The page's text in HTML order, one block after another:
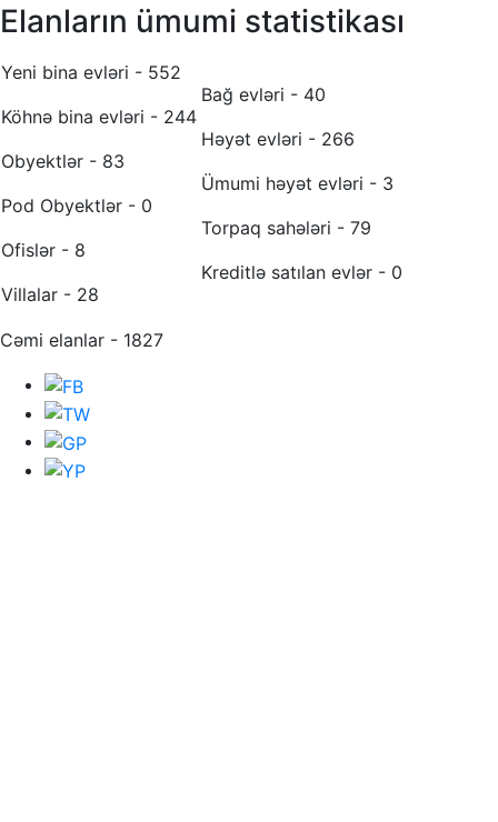
Elanların ümumi statistikası
Yeni bina evləri - 552
Köhnə bina evləri - 244
Obyektlər - 83
Pod Obyektlər - 0
Ofislər - 8
Villalar - 28
Bağ evləri - 40
Həyət evləri - 266
Ümumi həyət evləri - 3
Torpaq sahələri - 79
Kreditlə satılan evlər - 0
Cəmi elanlar - 1827